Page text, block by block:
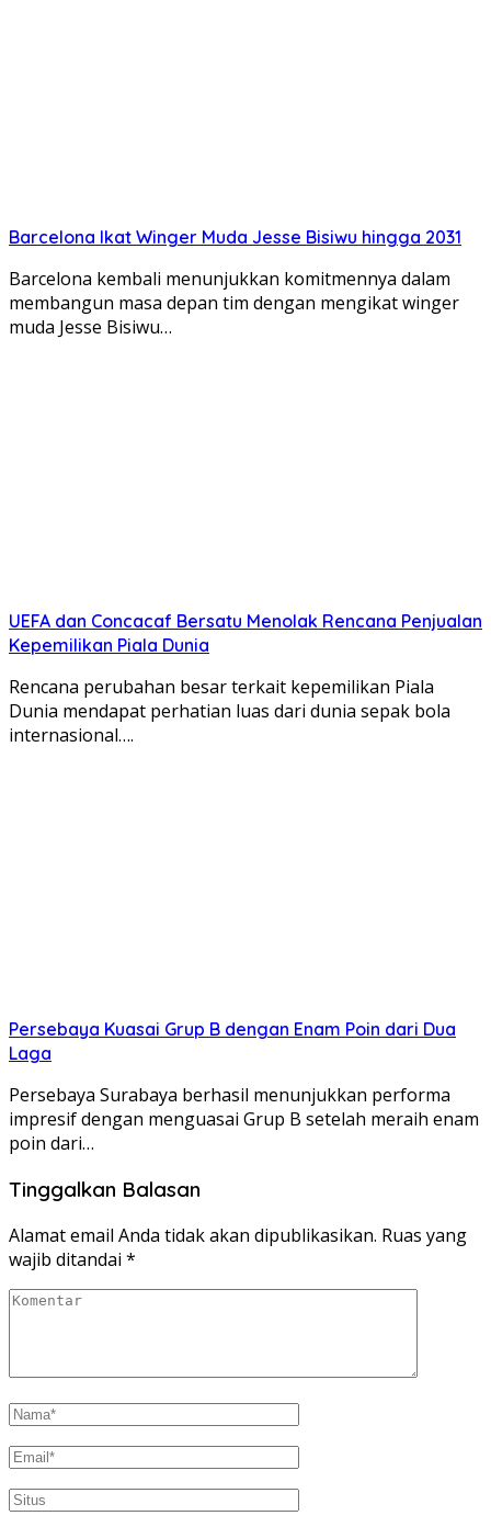
Barcelona Ikat Winger Muda Jesse Bisiwu hingga 2031
Barcelona kembali menunjukkan komitmennya dalam
membangun masa depan tim dengan mengikat winger
muda Jesse Bisiwu…
UEFA dan Concacaf Bersatu Menolak Rencana Penjualan
Kepemilikan Piala Dunia
Rencana perubahan besar terkait kepemilikan Piala
Dunia mendapat perhatian luas dari dunia sepak bola
internasional….
Persebaya Kuasai Grup B dengan Enam Poin dari Dua
Laga
Persebaya Surabaya berhasil menunjukkan performa
impresif dengan menguasai Grup B setelah meraih enam
poin dari…
Tinggalkan Balasan
Alamat email Anda tidak akan dipublikasikan. Ruas yang
wajib ditandai *